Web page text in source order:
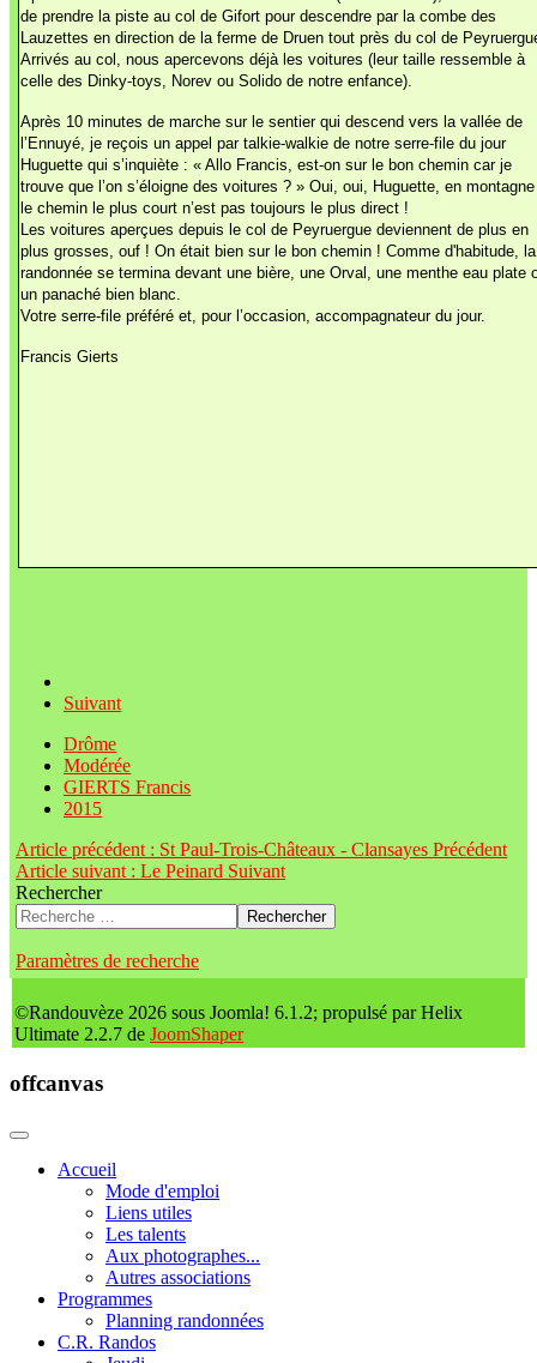
de prendre la piste au col de Gifort pour descendre par la combe des
Lauzettes en direction de la ferme de Druen tout près du col de
Arrivés au col, nous apercevons déjà les voitures (leur taille ressemble à
celle des Dinky-toys, Norev ou Solido de notre enfance).
Après 10 minutes de marche sur le sentier qui descend vers la vallée de
l’Ennuyé, je reçois un appel par talkie-walkie de notre serre-file du jour
Huguette qui s’inquiète : « Allo Francis, est-on sur le bon chemin car je
trouve que l’on s’éloigne des voitures ? » Oui, oui, Huguette, en montagne
le chemin le plus court n’est pas toujours le plus direct !
Les voitures aperçues depuis le col de Peyruergue deviennent de plus en
plus grosses, ouf ! On était bien sur le bon chemin ! Comme d'habitude, la
randonnée se termina devant une bière, une Orval, une menthe eau plate
un panaché bien blanc.
Votre serre-file préféré et, pour l’occasion, accompagnateur du jour.
Francis Gierts
Suivant
Drôme
Modérée
GIERTS Francis
2015
Article précédent : St Paul-Trois-Châteaux - Clansayes Précédent
Article suivant : Le Peinard Suivant
Rechercher
Rechercher
Paramètres de recherche
©Randouvèze 2026 sous Joomla! 6.1.2; propulsé par Helix
Ultimate 2.2.7 de JoomShaper
offcanvas
Accueil
Mode d'emploi
Liens utiles
Les talents
Aux photographes...
Autres associations
Programmes
Planning randonnées
C.R. Randos